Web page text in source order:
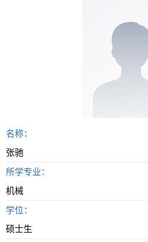
名称：
张驰
所学专业：
机械
学位：
硕士生